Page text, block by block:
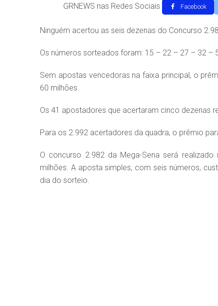
GRNEWS nas Redes Sociais Facebook
Ninguém acertou as seis dezenas do Concurso
Os números sorteados foram: 15 – 22 – 27 – 32 –
Sem apostas vencedoras na faixa principal, o
60 milhões.
Os 41 apostadores que acertaram cinco dezenas
Para os 2.992 acertadores da quadra, o prêmio
O concurso 2.982 da Mega-Sena será
milhões. A aposta simples, com seis números,
dia do sorteio.